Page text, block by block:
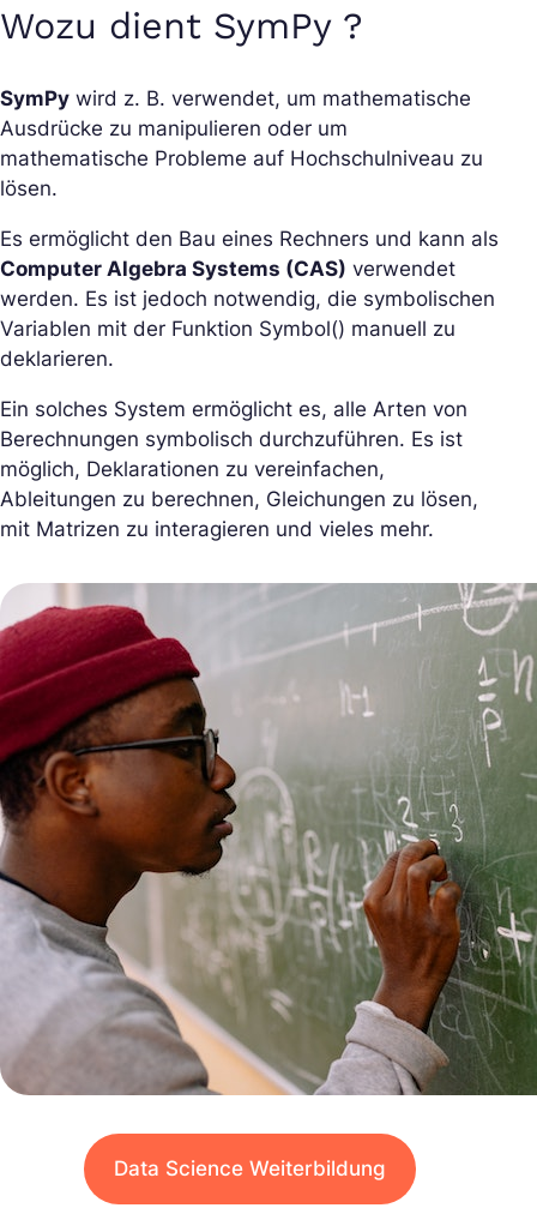
Wozu dient SymPy ?
SymPy wird z. B. verwendet, um mathematische
Ausdrücke zu manipulieren oder um
mathematische Probleme auf Hochschulniveau zu
lösen.
Es ermöglicht den Bau eines Rechners und kann als
Computer Algebra Systems (CAS) verwendet
werden. Es ist jedoch notwendig, die symbolischen
Variablen mit der Funktion Symbol() manuell zu
deklarieren.
Ein solches System ermöglicht es, alle Arten von
Berechnungen symbolisch durchzuführen. Es ist
möglich, Deklarationen zu vereinfachen,
Ableitungen zu berechnen, Gleichungen zu lösen,
mit Matrizen zu interagieren und vieles mehr.
Data Science Weiterbildung